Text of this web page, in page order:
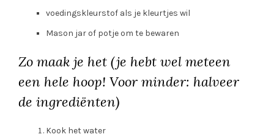
voedingskleurstof als je kleurtjes wil
Mason jar of potje om te bewaren
Zo maak je het (je hebt wel meteen
een hele hoop! Voor minder: halveer
de ingrediënten)
Kook het water